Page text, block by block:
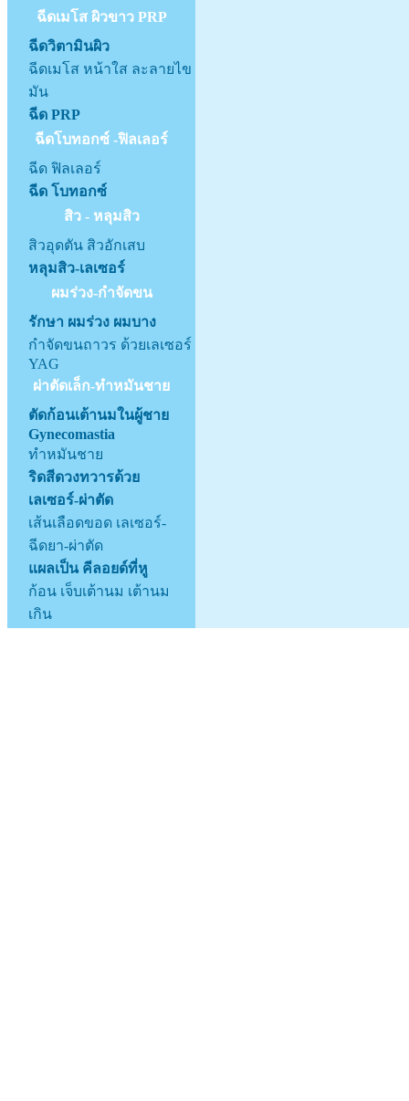
ฉีดเมโส ผิวขาว PRP
ฉีดวิตามินผิว
ฉีดเมโส หน้าใส ละลายไข
มัน
ฉีด PRP
ฉีดโบทอกซ์ -ฟิลเลอร์
ฉีด ฟิลเลอร์
ฉีด โบทอกซ์
สิว - หลุมสิว
สิวอุดตัน สิวอักเสบ
หลุมสิว-เลเซอร์
ผมร่วง-กำจัดขน
รักษา ผมร่วง ผมบาง
กำจัดขนถาวร ด้วยเลเซอร์
YAG
ผ่าตัดเล็ก-ทำหมันชาย
ตัดก้อนเต้านมในผู้ชาย
Gynecomastia
ทำหมันชาย
ริดสีดวงทวารด้วย
เลเซอร์-ผ่าตัด
เส้นเลือดขอด เลเซอร์-
ฉีดยา-ผ่าตัด
แผลเป็น คีลอยด์ที่หู
ก้อน เจ็บเต้านม เต้านม
เกิน